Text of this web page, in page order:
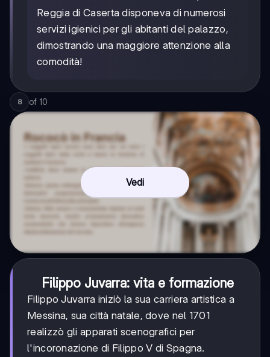
Reggia di Caserta disponeva di numerosi
servizi igienici per gli abitanti del palazzo,
dimostrando una maggiore attenzione alla
comodità!
8 of 10
Vedi
Filippo Juvarra: vita e formazione
Filippo Juvarra iniziò la sua carriera artistica a
Messina, sua città natale, dove nel 1701
realizzò gli apparati scenografici per
l'incoronazione di Filippo V di Spagna.